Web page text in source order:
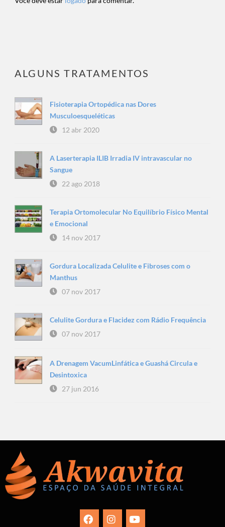
ALGUNS TRATAMENTOS
Fisioterapia Ortopédica nas Dores
Musculoesqueléticas
12 abr 2020
A Laserterapia ILIB Irradia IV intravascular no
Sangue
22 ago 2018
Terapia Ortomolecular No Equilíbrio Físico Mental
e Emocional
14 nov 2017
Gordura Localizada Celulite e Fibroses com o
Manthus
07 nov 2017
Celulite Gordura e Flacidez com Rádio Frequência
07 nov 2017
A Drenagem VacumLinfática e Guashá Circula e
Desintoxica
27 jun 2016